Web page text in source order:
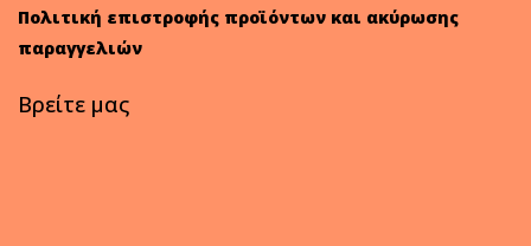
Πολιτική επιστροφής προϊόντων και ακύρωσης
παραγγελιών
Βρείτε μας